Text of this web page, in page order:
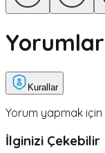
Kurallar
Yorum yapmak için
İlginizi Çekebilir